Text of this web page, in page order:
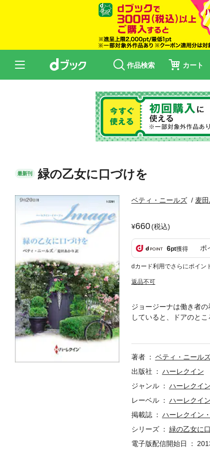
作品検索 カート
最新刊 緑の乙女に口づけを
ベティ・ニールズ 麦
660(税込)
6pt獲得 ポ
dカード利用でさらにポイン
返品不可
ジョージーナは働き者
していると、ドアのと
は、子どもたちの後見
し出を受ける。■いつま
著者 ベティ・ニール
出版社
ハーレクイン
ジャンル
ハーレクイン
レーベル
ハーレクイ
掲載誌
ハーレクイン
シリーズ
緑の乙女に
電子版配信開始日